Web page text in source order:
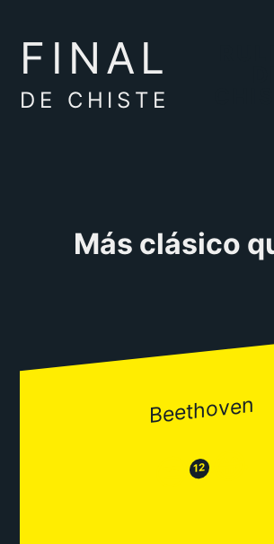
FINAL
DE CHISTE
Más clásico
Beethoven
😒 12 😂